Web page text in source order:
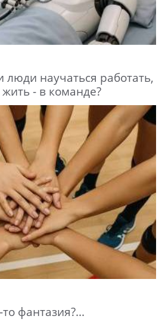
люди научаться работать,
- в команде?
фантазия?...